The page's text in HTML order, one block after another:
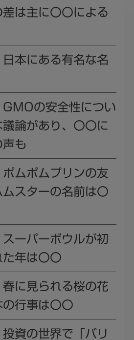
は主に〇〇による
日本にある有名な名
GMOの安全性につい
論があり、〇〇に
も
ポムポムプリンの友
スターの名前は〇
スーパーボウルが初
年は〇〇
春に見られる桜の花
行事は〇〇
投資の世界で「バリ